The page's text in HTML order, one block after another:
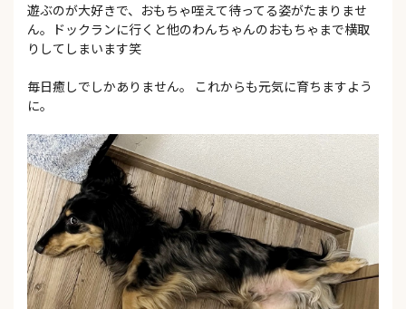
遊ぶのが大好きで、おもちゃ咥えて待ってる姿がたまりませ
ん。ドックランに行くと他のわんちゃんのおもちゃまで横取
りしてしまいます笑
毎日癒しでしかありません。 これからも元気に育ちますよう
に。